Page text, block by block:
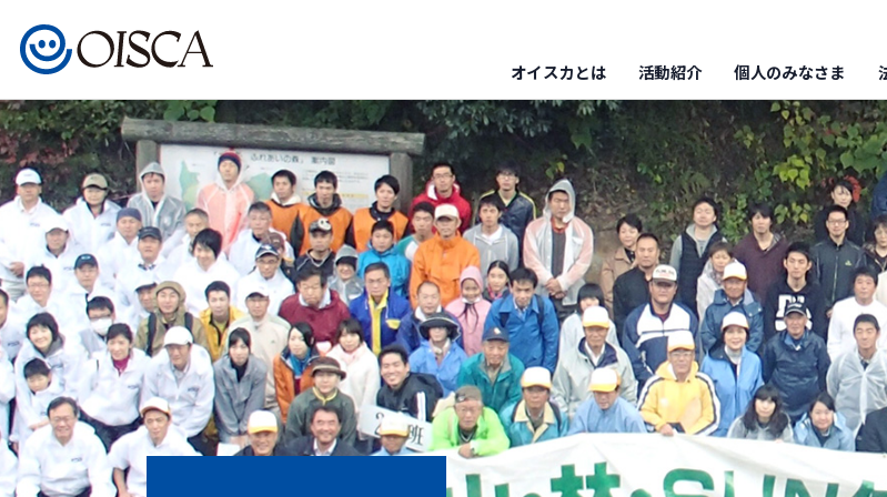
オイスカとは 活動紹介 個人のみなさま